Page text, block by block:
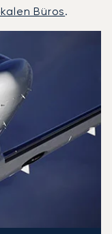
Büros.
(Knoten)